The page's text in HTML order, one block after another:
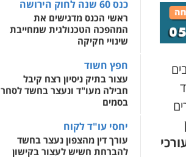
מרכז התחלה חדשה
אסירים
דין
0544500346
ראשי הכנס מדגישים את
המהפכה הטכנולגית שמחייבת
שינויי חקיקה
חפץ חשוד
עצור בתיק ניסיון רצח קיבל
חבילה מעו"ד ונעצר בחשד לסחר
בסמים
יחסי עו"ד לקוח
עורך דין מהצפון נעצר בחשד
להברחת חשיש לעצור בקישון